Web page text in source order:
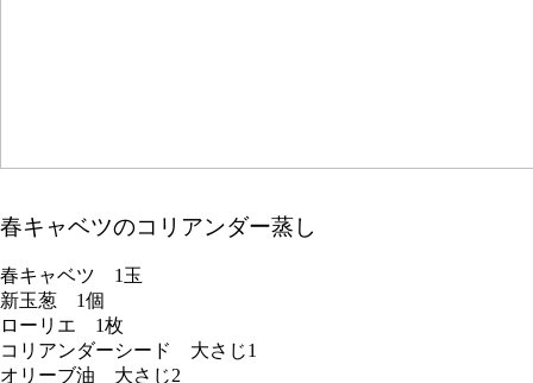
春キャベツのコリアンダー蒸し
春キャベツ 1玉
新玉葱 1個
ローリエ 1枚
コリアンダーシード 大さじ1
オリーブ油 大さじ2